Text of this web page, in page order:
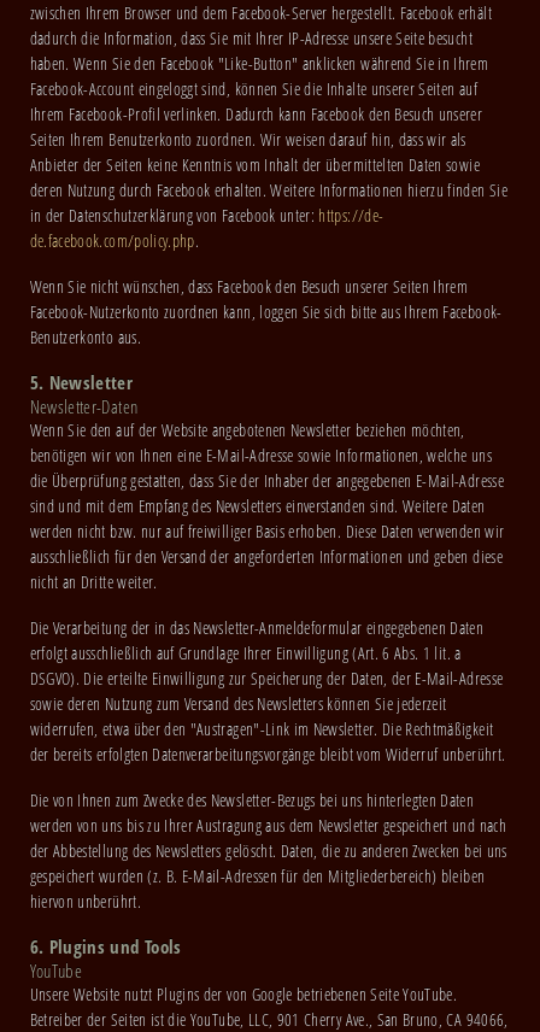
zwischen Ihrem Browser und dem Facebook-Server hergestellt. Facebook erhält
dadurch die Information, dass Sie mit Ihrer IP-Adresse unsere Seite besucht
haben. Wenn Sie den Facebook "Like-Button" anklicken während Sie in Ihrem
Facebook-Account eingeloggt sind, können Sie die Inhalte unserer Seiten auf
Ihrem Facebook-Profil verlinken. Dadurch kann Facebook den Besuch unserer
Seiten Ihrem Benutzerkonto zuordnen. Wir weisen darauf hin, dass wir als
Anbieter der Seiten keine Kenntnis vom Inhalt der übermittelten Daten sowie
deren Nutzung durch Facebook erhalten. Weitere Informationen hierzu finden Sie
in der Datenschutzerklärung von Facebook unter: https://de-
de.facebook.com/policy.php.
Wenn Sie nicht wünschen, dass Facebook den Besuch unserer Seiten Ihrem
Facebook-Nutzerkonto zuordnen kann, loggen Sie sich bitte aus Ihrem Facebook-
Benutzerkonto aus.
5. Newsletter
Newsletter-Daten
Wenn Sie den auf der Website angebotenen Newsletter beziehen möchten,
benötigen wir von Ihnen eine E-Mail-Adresse sowie Informationen, welche uns
die Überprüfung gestatten, dass Sie der Inhaber der angegebenen E-Mail-Adresse
sind und mit dem Empfang des Newsletters einverstanden sind. Weitere Daten
werden nicht bzw. nur auf freiwilliger Basis erhoben. Diese Daten verwenden wir
ausschließlich für den Versand der angeforderten Informationen und geben diese
nicht an Dritte weiter.
Die Verarbeitung der in das Newsletter-Anmeldeformular eingegebenen Daten
erfolgt ausschließlich auf Grundlage Ihrer Einwilligung (Art. 6 Abs. 1 lit. a
DSGVO). Die erteilte Einwilligung zur Speicherung der Daten, der E-Mail-Adresse
sowie deren Nutzung zum Versand des Newsletters können Sie jederzeit
widerrufen, etwa über den "Austragen"-Link im Newsletter. Die Rechtmäßigkeit
der bereits erfolgten Datenverarbeitungsvorgänge bleibt vom Widerruf unberührt.
Die von Ihnen zum Zwecke des Newsletter-Bezugs bei uns hinterlegten Daten
werden von uns bis zu Ihrer Austragung aus dem Newsletter gespeichert und nach
der Abbestellung des Newsletters gelöscht. Daten, die zu anderen Zwecken bei uns
gespeichert wurden (z. B. E-Mail-Adressen für den Mitgliederbereich) bleiben
hiervon unberührt.
6. Plugins und Tools
YouTube
Unsere Website nutzt Plugins der von Google betriebenen Seite YouTube.
Betreiber der Seiten ist die YouTube, LLC, 901 Cherry Ave., San Bruno, CA 94066,